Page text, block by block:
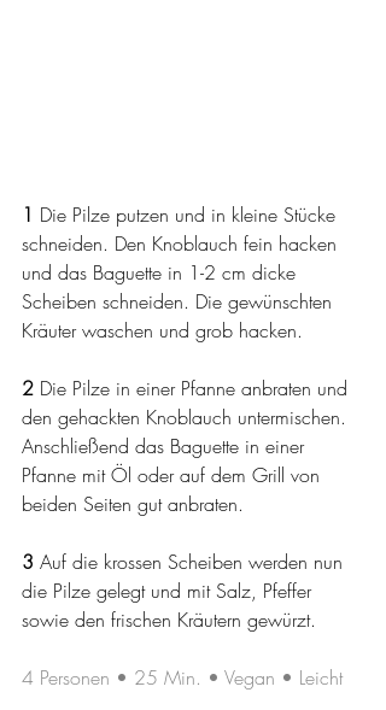
1 Die Pilze putzen und in kleine Stücke
schneiden. Den Knoblauch fein hacken
und das Baguette in 1-2 cm dicke
Scheiben schneiden. Die gewünschten
Kräuter waschen und grob hacken.
2 Die Pilze in einer Pfanne anbraten und
den gehackten Knoblauch untermischen.
Anschließend das Baguette in einer
Pfanne mit Öl oder auf dem Grill von
beiden Seiten gut anbraten.
3 Auf die krossen Scheiben werden nun
die Pilze gelegt und mit Salz, Pfeffer
sowie den frischen Kräutern gewürzt.
4 Personen • 25 Min. • Vegan • Leicht